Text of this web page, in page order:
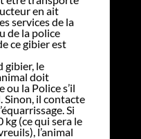
en ait
services de la
de la police
ce gibier est
gibier, le
doit
la Police s’il
Sinon, il contacte
Si
kg (ce qui sera le
l’animal